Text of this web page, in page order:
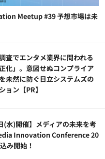
Meetup #39 予想市場は未
査でエンタメ業界に問われる
正化」。意図せぬコンプライア
未然に防ぐ日立システムズの
ョン​【PR】
(水)開催】メディアの未来を考
Innovation Conference 20
み開始！